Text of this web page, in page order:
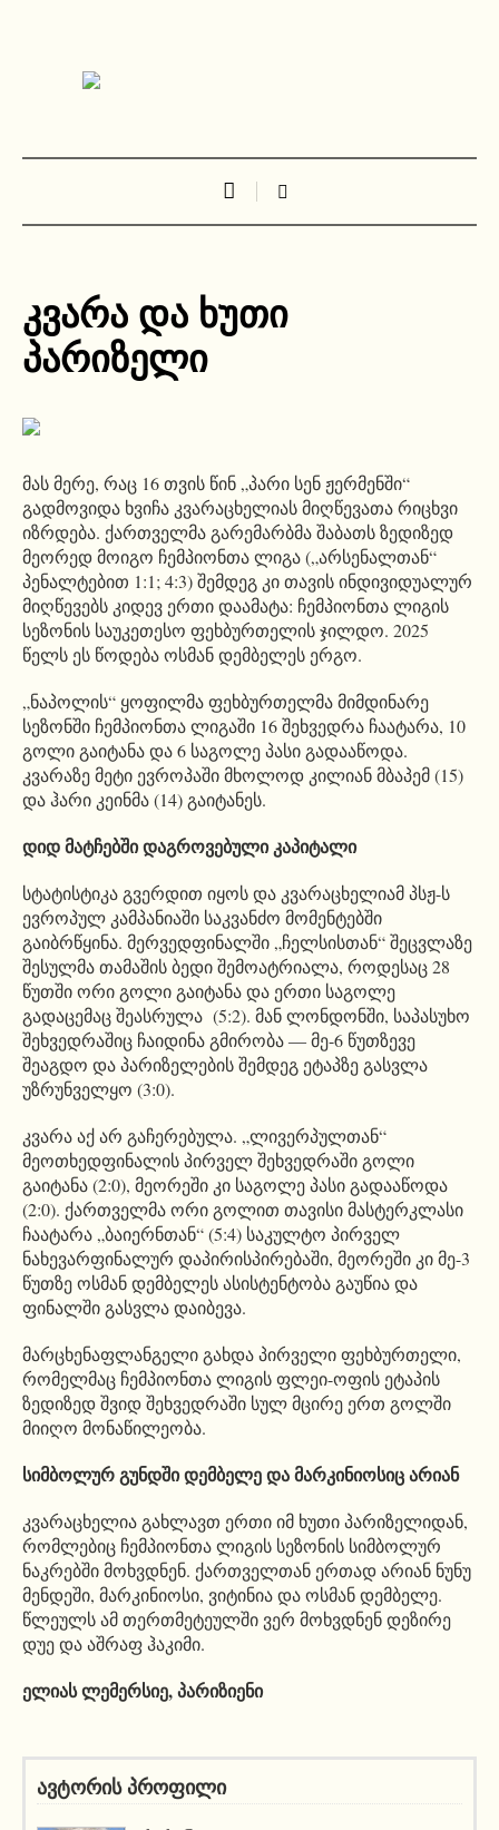
კვარა და ხუთი
პარიზელი
მას მერე, რაც 16 თვის წინ „პარი სენ ჟერმენში“
გადმოვიდა ხვიჩა კვარაცხელიას მიღწევათა რიცხვი
იზრდება. ქართველმა გარემარბმა შაბათს ზედიზედ
მეორედ მოიგო ჩემპიონთა ლიგა („არსენალთან“
პენალტებით 1:1; 4:3) შემდეგ კი თავის ინდივიდუალურ
მიღწევებს კიდევ ერთი დაამატა: ჩემპიონთა ლიგის
სეზონის საუკეთესო ფეხბურთელის ჯილდო. 2025
წელს ეს წოდება ოსმან დემბელეს ერგო.
„ნაპოლის“ ყოფილმა ფეხბურთელმა მიმდინარე
სეზონში ჩემპიონთა ლიგაში 16 შეხვედრა ჩაატარა, 10
გოლი გაიტანა და 6 საგოლე პასი გადააწოდა.
კვარაზე მეტი ევროპაში მხოლოდ კილიან მბაპემ (15)
და ჰარი კეინმა (14) გაიტანეს.
დიდ მატჩებში დაგროვებული კაპიტალი
სტატისტიკა გვერდით იყოს და კვარაცხელიამ პსჟ-ს
ევროპულ კამპანიაში საკვანძო მომენტებში
გაიბრწყინა. მერვედფინალში „ჩელსისთან“ შეცვლაზე
შესულმა თამაშის ბედი შემოატრიალა, როდესაც 28
წუთში ორი გოლი გაიტანა და ერთი საგოლე
გადაცემაც შეასრულა (5:2). მან ლონდონში, საპასუხო
შეხვედრაშიც ჩაიდინა გმირობა ― მე-6 წუთზევე
შეაგდო და პარიზელების შემდეგ ეტაპზე გასვლა
უზრუნველყო (3:0).
კვარა აქ არ გაჩერებულა. „ლივერპულთან“
მეოთხედფინალის პირველ შეხვედრაში გოლი
გაიტანა (2:0), მეორეში კი საგოლე პასი გადააწოდა
(2:0). ქართველმა ორი გოლით თავისი მასტერკლასი
ჩაატარა „ბაიერნთან“ (5:4) საკულტო პირველ
ნახევარფინალურ დაპირისპირებაში, მეორეში კი მე-3
წუთზე ოსმან დემბელეს ასისტენტობა გაუწია და
ფინალში გასვლა დაიბევა.
მარცხენაფლანგელი გახდა პირველი ფეხბურთელი,
რომელმაც ჩემპიონთა ლიგის ფლეი-ოფის ეტაპის
ზედიზედ შვიდ შეხვედრაში სულ მცირე ერთ გოლში
მიიღო მონაწილეობა.
სიმბოლურ გუნდში დემბელე და მარკინიოსიც არიან
კვარაცხელია გახლავთ ერთი იმ ხუთი პარიზელიდან,
რომლებიც ჩემპიონთა ლიგის სეზონის სიმბოლურ
ნაკრებში მოხვდნენ. ქართველთან ერთად არიან ნუნუ
მენდეში, მარკინიოსი, ვიტინია და ოსმან დემბელე.
წლეულს ამ თერთმეტეულში ვერ მოხვდნენ დეზირე
დუე და აშრაფ ჰაკიმი.
ელიას ლემერსიე, პარიზიენი
ავტორის პროფილი